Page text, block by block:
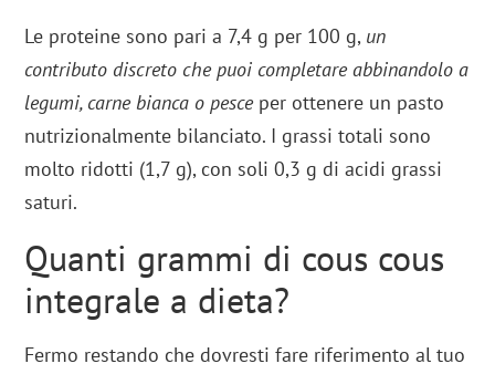
Le proteine sono pari a 7,4 g per 100 g, un
contributo discreto che puoi completare abbinandolo a
legumi, carne bianca o pesce per ottenere un pasto
nutrizionalmente bilanciato. I grassi totali sono
molto ridotti (1,7 g), con soli 0,3 g di acidi grassi
saturi.
Quanti grammi di cous cous
integrale a dieta?
Fermo restando che dovresti fare riferimento al tuo